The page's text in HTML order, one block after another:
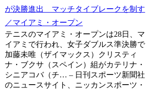
が決勝進出 マッチタイブレークを制す
／マイアミ・オープン
テニスのマイアミ・オープンは28日、マ
イアミで行われ、女子ダブルス準決勝で
加藤未唯（ザイマックス）クリスティ
ナ・ブクサ（スペイン）組がカテリナ・
シニアコバ（チ… – 日刊スポーツ新聞社
のニュースサイト、ニッカンスポーツ・